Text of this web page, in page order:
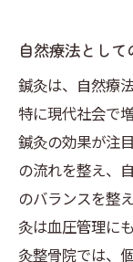
自然療法として
鍼灸は、自然療
特に現代社会で
鍼灸の効果が注
の流れを整え、
のバランスを整
灸は血圧管理に
灸整骨院では、